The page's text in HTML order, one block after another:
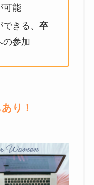
可能
きる、 卒
の参加
り！